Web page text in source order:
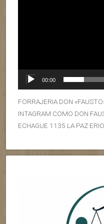
00:00
FORRAJERIA DON
INTAGRAM COMO DON
ECHAGUE 1135 LA PAZ